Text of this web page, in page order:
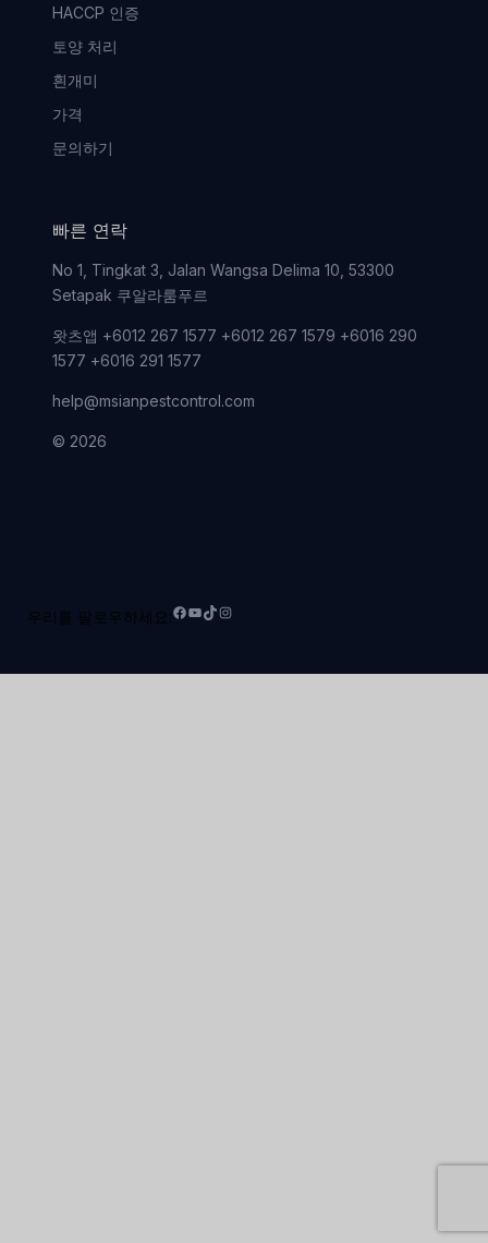
HACCP 인증
토양 처리
흰개미
가격
문의하기
빠른 연락
No 1, Tingkat 3, Jalan Wangsa Delima 10, 53300
Setapak 쿠알라룸푸르
왓츠앱 +6012 267 1577 +6012 267 1579 +6016 290
1577 +6016 291 1577
help@msianpestcontrol.com
© 2026
우리를 팔로우하세요:페
스
유
브
틱 인
타